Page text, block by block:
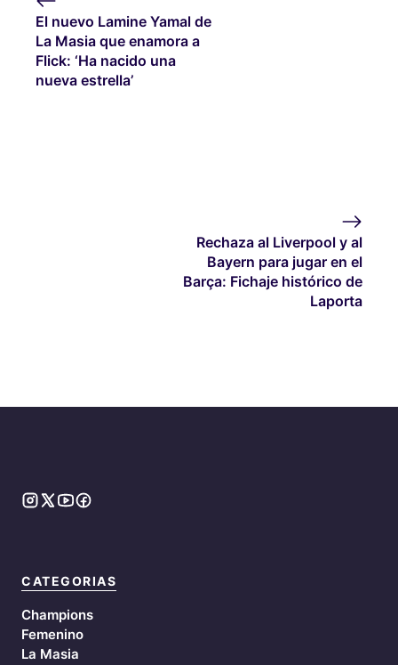
El nuevo Lamine Yamal de
La Masia que enamora a
Flick: ‘Ha nacido una
nueva estrella’
Rechaza al Liverpool y al
Bayern para jugar en el
Barça: Fichaje histórico de
Laporta
CATEGORIAS
Champions
Femenino
La Masia